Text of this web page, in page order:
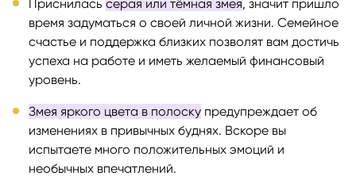
Приснилась серая или тёмная змея, значит пришло
время задуматься о своей личной жизни. Семейное
счастье и поддержка близких позволят вам достичь
успеха на работе и иметь желаемый финансовый
уровень.
Змея яркого цвета в полоску предупреждает об
изменениях в привычных буднях. Вскоре вы
испытаете много положительных эмоций и
необычных впечатлений.